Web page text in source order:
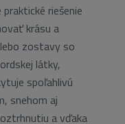
riešenie
krásu a
zostavy so
látky,
spoľahlivú
snehom aj
a vďaka